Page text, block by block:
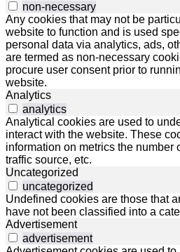
non-necessary
Any cookies that may not be
website to function and is used
personal data via analytics, ads,
are termed as non-necessary
procure user consent prior to
website.
Analytics
analytics
Analytical cookies are used to
interact with the website. These
information on metrics the number
traffic source, etc.
Uncategorized
uncategorized
Undefined cookies are those that
have not been classified into a
Advertisement
advertisement